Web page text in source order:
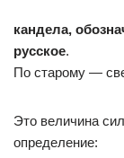
кандела,
русское.
По старому —
Это величина
определение: